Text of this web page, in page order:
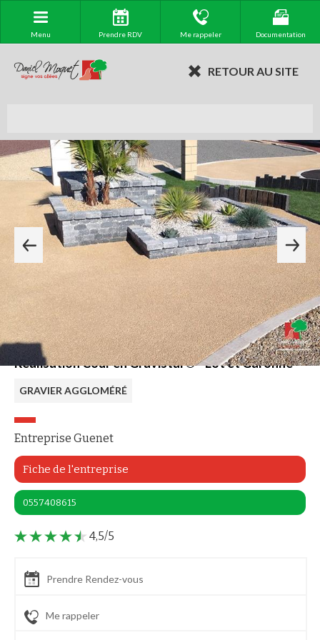
Menu Prendre RDV Me rappeler Documentation
RETOUR AU SITE
Réalisation Cour en Gravistar® - Lot et Garonne
GRAVIER AGGLOMÉRÉ
Entreprise Guenet
Fiche de l'entreprise
0557408615
4,5/5
Prendre Rendez-vous
Me rappeler